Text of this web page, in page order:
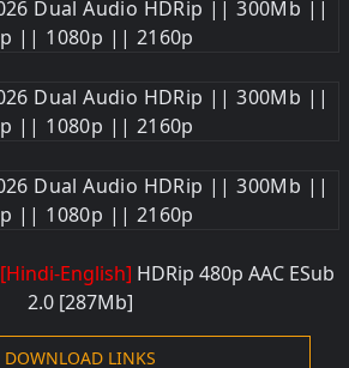
[Hindi-English] HDRip 480p AAC ESub
2.0 [287Mb]
DOWNLOAD LINKS